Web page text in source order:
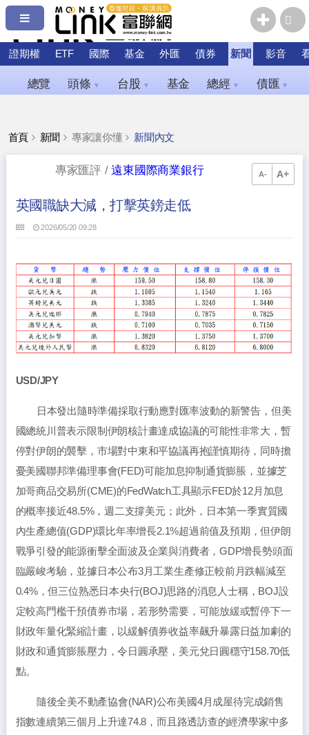
證期權 ETF 國際 基金 外匯 債券 新聞 影音
總覽 頭條 ▼ 台股 ▼ 基金 總經 ▼ 債匯 ▼
首頁 新聞 專家讓你懂 新聞內文
A- A+
專家匯評 /遠東國際商業銀行
英國職缺大減，打擊英鎊走低
2026/05/20 09:28
USD/JPY
日本發出隨時準備採取行動應對匯率波動的新警告，但美
國總統川普表示限制伊朗核計畫達成協議的可能性非常大，暫
停對伊朗的襲擊，市場對中東和平協議再抱謹慎期待，同時擔
憂美國聯邦準備理事會(FED)可能加息抑制通貨膨脹，並據芝
加哥商品交易所(CME)的FedWatch工具顯示FED於12月加息
的概率接近48.5%，週二支撐美元；此外，日本第一季實質國
內生產總值(GDP)環比年率增長2.1%超過前值及預期，但伊朗
戰爭引發的能源衝擊全面波及企業與消費者，GDP增長勢頭面
臨嚴峻考驗，並據日本公布3月工業生產修正較前月跌幅減至
0.4%，但三位熟悉日本央行(BOJ)思路的消息人士稱，BOJ設
定較高門檻干預債券市場，若形勢需要，可能放緩或暫停下一
財政年量化緊縮計畫，以緩解債券收益率飆升暴露日益加劇的
財政和通貨膨脹壓力，令日圓承壓，美元兌日圓穩守158.70低
點。
隨後全美不動產協會(NAR)公布美國4月成屋待完成銷售
指數連續第三個月上升達74.8，而且路透訪查的經濟學家中多